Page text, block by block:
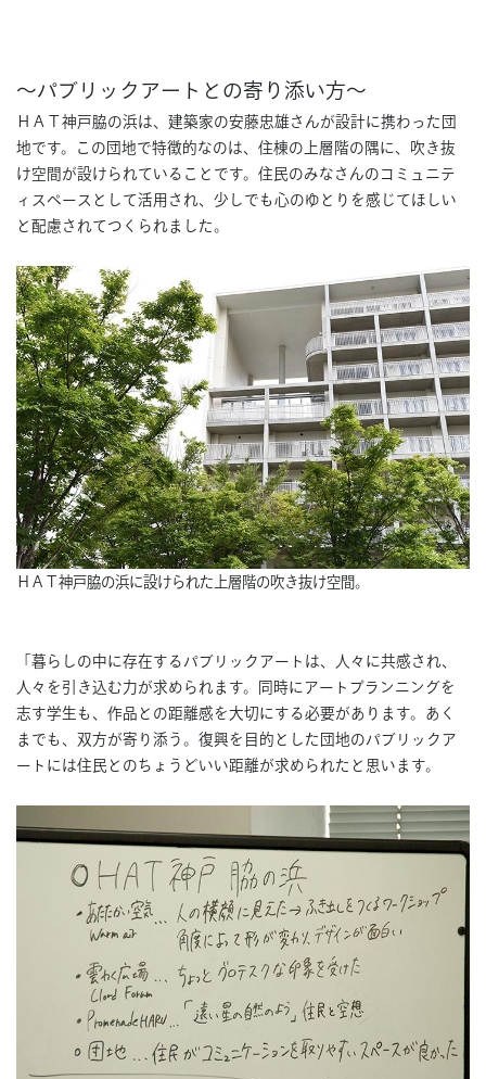
〜パブリックアートとの寄り添い方〜
ＨＡＴ神戸脇の浜は、建築家の安藤忠雄さんが設計に携わった団
地です。この団地で特徴的なのは、住棟の上層階の隅に、吹き抜
け空間が設けられていることです。住民のみなさんのコミュニテ
ィスペースとして活用され、少しでも心のゆとりを感じてほしい
と配慮されてつくられました。
ＨＡＴ神戸脇の浜に設けられた上層階の吹き抜け空間。
「暮らしの中に存在するパブリックアートは、人々に共感され、
人々を引き込む力が求められます。同時にアートプランニングを
志す学生も、作品との距離感を大切にする必要があります。あく
までも、双方が寄り添う。復興を目的とした団地のパブリックア
ートには住民とのちょうどいい距離が求められたと思います。